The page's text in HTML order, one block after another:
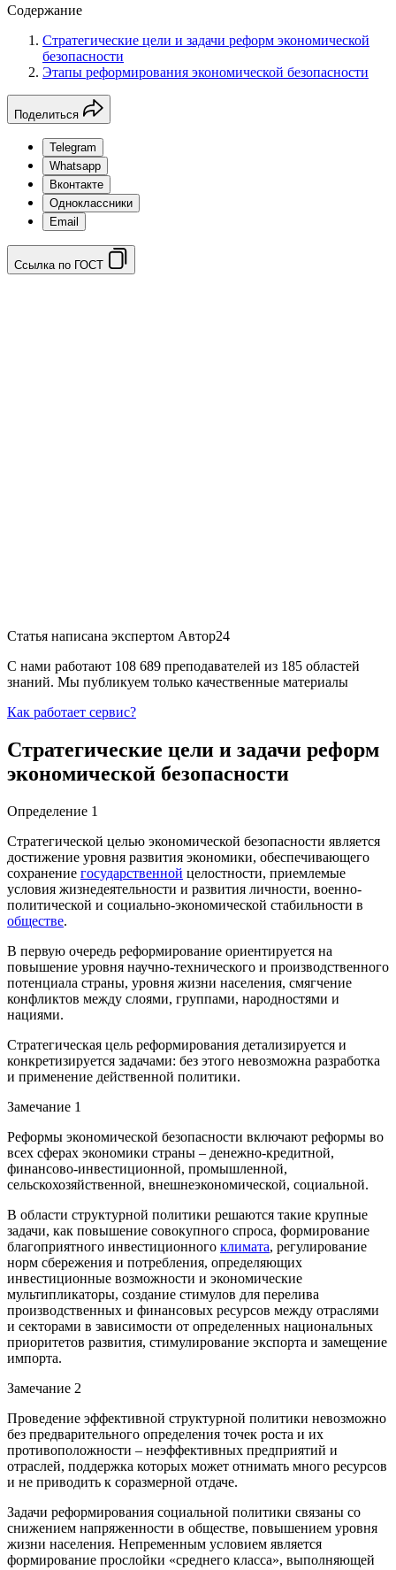
Содержание
Стратегические цели и задачи реформ экономической
безопасности
Этапы реформирования экономической безопасности
Поделиться
Telegram
Whatsapp
Вконтакте
Одноклассники
Email
Ссылка по ГОСТ
Статья написана экспертом Автор24
С нами работают 108 689 преподавателей из 185 областей
знаний. Мы публикуем только качественные материалы
Как работает сервис?
Стратегические цели и задачи реформ
экономической безопасности
Определение 1
Стратегической целью экономической безопасности является
достижение уровня развития экономики, обеспечивающего
сохранение государственной целостности, приемлемые
условия жизнедеятельности и развития личности, военно-
политической и социально-экономической стабильности в
обществе.
В первую очередь реформирование ориентируется на
повышение уровня научно-технического и производственного
потенциала страны, уровня жизни населения, смягчение
конфликтов между слоями, группами, народностями и
нациями.
Стратегическая цель реформирования детализируется и
конкретизируется задачами: без этого невозможна разработка
и применение действенной политики.
Замечание 1
Реформы экономической безопасности включают реформы во
всех сферах экономики страны – денежно-кредитной,
финансово-инвестиционной, промышленной,
сельскохозяйственной, внешнеэкономической, социальной.
В области структурной политики решаются такие крупные
задачи, как повышение совокупного спроса, формирование
благоприятного инвестиционного климата, регулирование
норм сбережения и потребления, определяющих
инвестиционные возможности и экономические
мультипликаторы, создание стимулов для перелива
производственных и финансовых ресурсов между отраслями
и секторами в зависимости от определенных национальных
приоритетов развития, стимулирование экспорта и замещение
импорта.
Замечание 2
Проведение эффективной структурной политики невозможно
без предварительного определения точек роста и их
противоположности – неэффективных предприятий и
отраслей, поддержка которых может отнимать много ресурсов
и не приводить к соразмерной отдаче.
Задачи реформирования социальной политики связаны со
снижением напряженности в обществе, повышением уровня
жизни населения. Непременным условием является
формирование прослойки «среднего класса», выполняющей